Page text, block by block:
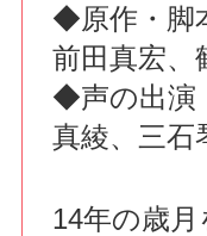
◆原作・脚
前田真宏、
◆声の出演
真綾、三石
14年の歳